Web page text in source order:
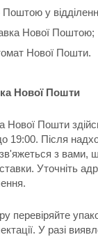
у
Нової Поштою;
Нової Пошти.
Нової Пошти
Нової Пошти
19:00. Після
з вами,
Уточніть
перевіряйте
У разі